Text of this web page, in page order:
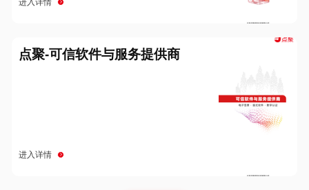
点聚-可信软件与服务提供商
进入详情